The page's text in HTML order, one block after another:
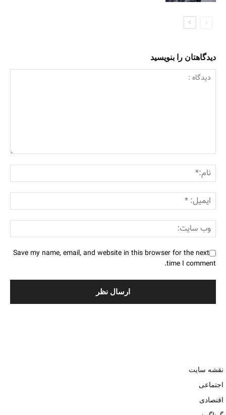
دیدگاهتان را بنویسید
Save my name, email, and website in this browser for the next
time I comment.
نقشه سایت
اجتماعی
اقتصادی